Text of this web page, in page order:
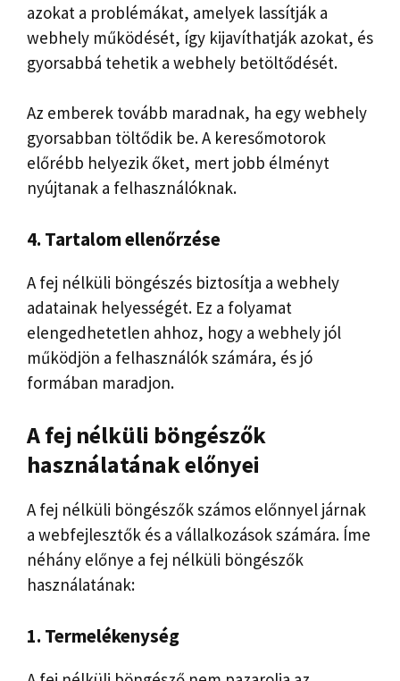
azokat a problémákat, amelyek lassítják a
webhely működését, így kijavíthatják azokat, és
gyorsabbá tehetik a webhely betöltődését.
Az emberek tovább maradnak, ha egy webhely
gyorsabban töltődik be. A keresőmotorok
előrébb helyezik őket, mert jobb élményt
nyújtanak a felhasználóknak.
4. Tartalom ellenőrzése
A fej nélküli böngészés biztosítja a webhely
adatainak helyességét. Ez a folyamat
elengedhetetlen ahhoz, hogy a webhely jól
működjön a felhasználók számára, és jó
formában maradjon.
A fej nélküli böngészők
használatának előnyei
A fej nélküli böngészők számos előnnyel járnak
a webfejlesztők és a vállalkozások számára. Íme
néhány előnye a fej nélküli böngészők
használatának:
1. Termelékenység